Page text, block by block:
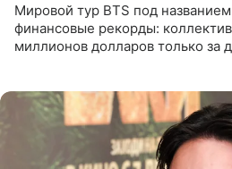
Мировой тур BTS под названием
финансовые рекорды:
миллионов долларов только за